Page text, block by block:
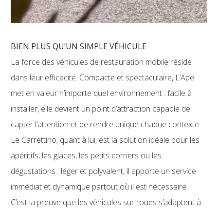
BIEN PLUS QU’UN SIMPLE VÉHICULE
La force des véhicules de restauration mobile réside
dans leur efficacité. Compacte et spectaculaire, L’Ape
met en valeur n’importe quel environnement : facile à
installer, elle devient un point d’attraction capable de
capter l’attention et de rendre unique chaque contexte.
Le Carrettino, quant à lui, est la solution idéale pour les
apéritifs, les glaces, les petits corners ou les
dégustations : léger et polyvalent, il apporte un service
immédiat et dynamique partout où il est nécessaire.
C’est la preuve que les véhicules sur roues s’adaptent à